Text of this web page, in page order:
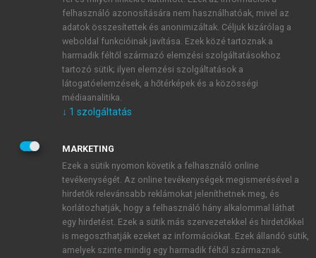
1 óra díjmentes hozzáférés
E-MAIL-CÍM
JELSZÓ
JELSZÓ ÚJRA
Kérek értesítést a MeRSZ újdonságairól, akcióiról.
felhasználó azonosítására nem használhatóak, mivel az
adatok összesítettek és anonimizáltak. Céljuk kizárólag a
weboldal funkcióinak javítása. Ezek közé tartoznak a
harmadik féltől származó elemzési szolgáltatásokhoz
tartozó sütik; ilyen elemzési szolgáltatások a
látogatóelemzések, a hőtérképek és a közösségi
médiaanalitika.
↓ 1 szolgáltatás
MARKETING
Ezek a sütik nyomon követik a felhasználó online
tevékenységét. Az online tevékenységek megismerésével a
hirdetők relevánsabb reklámokat jeleníthetnek meg, és
korlátozhatják, hogy a felhasználó hány alkalommal láthat
egy hirdetést. Ezek a sütik más szervezetekkel és hirdetőkkel
is megoszthatják ezeket az információkat. Ezek állandó sütik,
amelyek szinte mindig egy harmadik féltől származnak.